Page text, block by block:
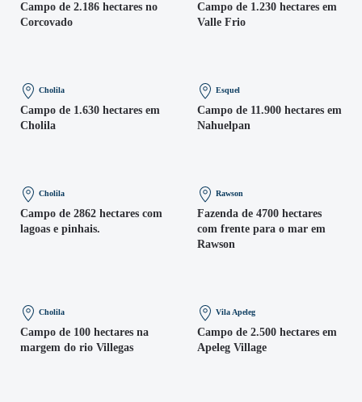
Campo de 2.186 hectares no
Corcovado
Campo de 1.230 hectares em
Valle Frio
Cholila
Campo de 1.630 hectares em
Cholila
Esquel
Campo de 11.900 hectares em
Nahuelpan
Cholila
Campo de 2862 hectares com
lagoas e pinhais.
Rawson
Fazenda de 4700 hectares
com frente para o mar em
Rawson
Cholila
Campo de 100 hectares na
margem do rio Villegas
Vila Apeleg
Campo de 2.500 hectares em
Apeleg Village